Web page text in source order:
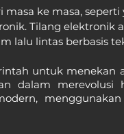
ke masa, seperti
Tilang elektronik
lalu lintas berbasis
untuk menekan
dalam